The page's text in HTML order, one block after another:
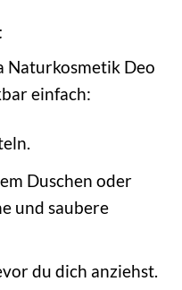
Naturkosmetik Deo
einfach:
Duschen oder
und saubere
du dich anziehst.